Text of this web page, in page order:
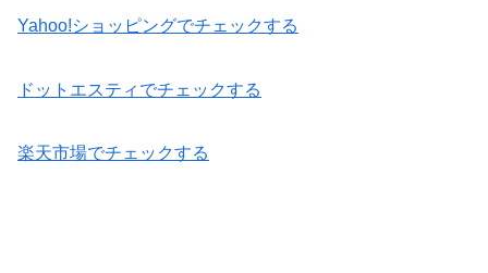
Yahoo!ショッピングでチェックする
ドットエスティでチェックする
楽天市場でチェックする